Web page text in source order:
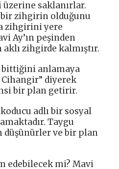
üzerine saklanırlar.
bir zihgirin olduğunu
zihgirini yere
Ay’ın peşinden
zihgirde kalmıştır.
bittiğini anlamaya
Cihangir” diyerek
bir plan getirir.
adlı bir sosyal
Taygu
düşünürler ve bir plan
edebilecek mi? Mavi